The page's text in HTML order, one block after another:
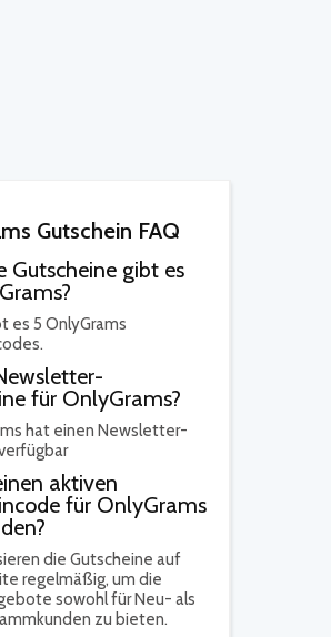
Gutschein FAQ
Gutscheine gibt es
es 5 OnlyGrams
für OnlyGrams?
hat einen Newsletter-
aktiven
für OnlyGrams
die Gutscheine auf
regelmäßig, um die
sowohl für Neu- als
zu bieten.